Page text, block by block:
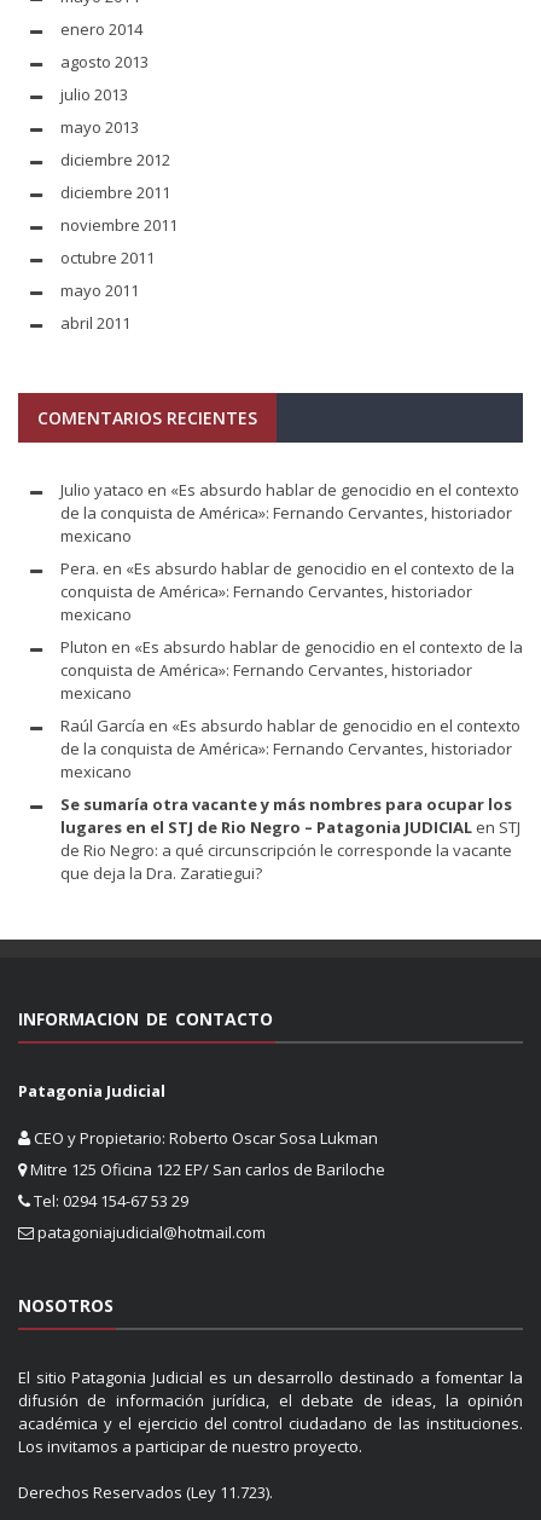
enero 2014
agosto 2013
julio 2013
mayo 2013
diciembre 2012
diciembre 2011
noviembre 2011
octubre 2011
mayo 2011
abril 2011
COMENTARIOS RECIENTES
Julio yataco en «Es absurdo hablar de genocidio en el contexto
de la conquista de América»: Fernando Cervantes, historiador
mexicano
Pera. en «Es absurdo hablar de genocidio en el contexto de la
conquista de América»: Fernando Cervantes, historiador
mexicano
Pluton en «Es absurdo hablar de genocidio en el contexto de la
conquista de América»: Fernando Cervantes, historiador
mexicano
Raúl García en «Es absurdo hablar de genocidio en el contexto
de la conquista de América»: Fernando Cervantes, historiador
mexicano
Se sumaría otra vacante y más nombres para ocupar los
lugares en el STJ de Rio Negro – Patagonia JUDICIAL en STJ
de Rio Negro: a qué circunscripción le corresponde la vacante
que deja la Dra. Zaratiegui?
INFORMACION DE CONTACTO
Patagonia Judicial
CEO y Propietario: Roberto Oscar Sosa Lukman
Mitre 125 Oficina 122 EP/ San carlos de Bariloche
Tel: 0294 154-67 53 29
patagoniajudicial@hotmail.com
NOSOTROS
El sitio Patagonia Judicial es un desarrollo destinado a fomentar la
difusión de información jurídica, el debate de ideas, la opinión
académica y el ejercicio del control ciudadano de las instituciones.
Los invitamos a participar de nuestro proyecto.
Derechos Reservados (Ley 11.723).